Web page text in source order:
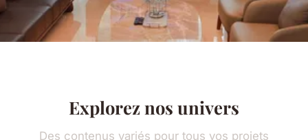
Explorez nos univers
Des contenus variés pour tous vos projets